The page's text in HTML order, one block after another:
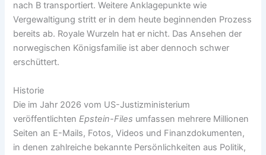
nach B transportiert. Weitere Anklagepunkte wie
Vergewaltigung stritt er in dem heute beginnenden Prozess
bereits ab. Royale Wurzeln hat er nicht. Das Ansehen der
norwegischen Königsfamilie ist aber dennoch schwer
erschüttert.
Historie
Die im Jahr 2026 vom US-Justizministerium
veröffentlichtenEpstein-Files umfassen mehrere Millionen
Seiten an E-Mails, Fotos, Videos und Finanzdokumenten,
in denen zahlreiche bekannte Persönlichkeiten aus Politik,